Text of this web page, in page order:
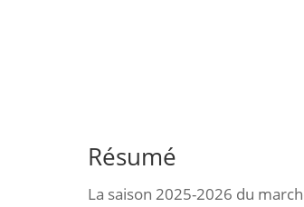
Résumé
La saison 2025-2026 du